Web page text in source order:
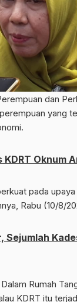
dan
yang
Oknum
pada
Rabu (10/8/
Sejumlah
Rumah
KDRT itu